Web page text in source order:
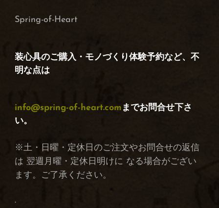
Spring-of-Heart
装心具のご購入・モノづくり体験予約など、不
明な点は
info@spring-of-heart.com までお問合せ下さ
い。
※土・日曜・定休日のご注文やお問合せの返信
は 翌週月曜・定休日明けに なる場合がござい
ます。ご了承ください。
.